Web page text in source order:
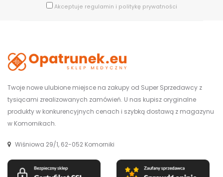
Akceptuje regulamin i politykę prywatności
Twoje nowe ulubione miejsce na zakupy od Super Sprzedawcy z
tysiącami zrealizowanych zamówień. U nas kupisz oryginalne
produkty w konkurencyjnych cenach i szybką dostawą z magazynu
w Komornikach.
Wiśniowa 29/1, 62-052 Komorniki